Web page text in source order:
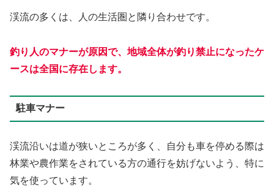
渓流の多くは、人の生活圏と隣り合わせです。
釣り人のマナーが原因で、地域全体が釣り禁止になったケ
ースは全国に存在します。
駐車マナー
渓流沿いは道が狭いところが多く、自分も車を停める際は
林業や農作業をされている方の通行を妨げないよう、特に
気を使っています。